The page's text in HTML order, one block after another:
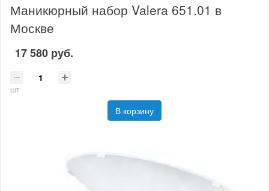
Маникюрный набор Valera 651.01 в
Москве
17 580 руб.
шт
В корзину